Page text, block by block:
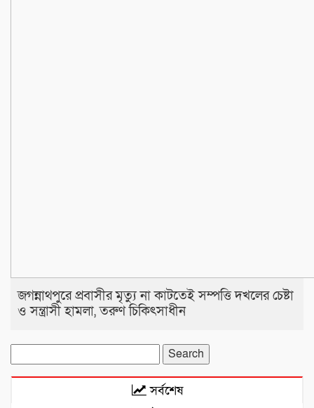
জগন্নাথপুরে প্রবাসীর মৃত্যু না কাটতেই সম্পত্তি দখলের চেষ্টা
ও সন্ত্রাসী হামলা, তরুণ চিকিৎসাধীন
for:
সর্বশেষ